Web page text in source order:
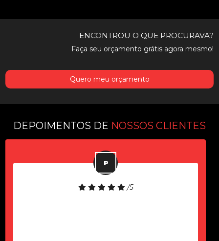
ENCONTROU O QUE PROCURAVA?
Faça seu orçamento grátis agora mesmo!
Quero meu orçamento
DEPOIMENTOS DE NOSSOS CLIENTES
/5